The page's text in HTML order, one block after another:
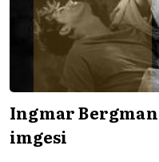
Ingmar
imgesi